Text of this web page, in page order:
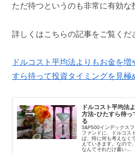
ただ待つというのも非常に有効な
詳しくはこちらの記事をご覧くだ
ドルコスト平均法よりもお金を増
すら待って投資タイミングを見極
ドルコスト平均法
方法‐ひたすら待っ
る
S&P500インデックス
ファンドに、ドルコス
ば、特に何も考えなく
えていきます。なので
なんてそれだけ書い...